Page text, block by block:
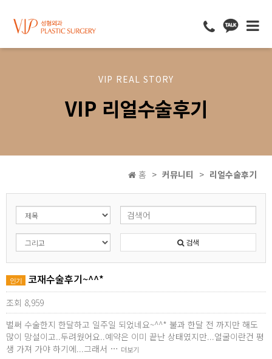
VIP REAL STORY
VIP 리얼수술후기
홈 커뮤니티 리얼수술후기
검색
인기 코재수술후기~^^*
조회 8,959
벌써 수술한지 한달하고 일주일 되었네요~^^* 불과 한달 전 까지만 해도
많이 망설이고..두려웠어요..예약은 이미 끝난 상태였지만...얼굴이란건 평
생 가져 가야 하기에...그래서 … 더보기